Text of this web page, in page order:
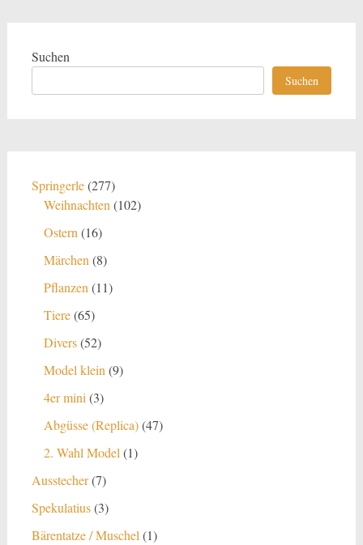
Suchen
Suchen
Springerle 277277
Produkte
Weihnachten 102102
Ostern 1616
Märchen 88
Pflanzen 1111
Tiere 6565
Produkte
Divers 5252
Model klein 99
4er mini 33
Abgüsse (Replica) 4747
2. Wahl Model 11
Ausstecher 77
Spekulatius 33
Produkte
Bärentatze / Muschel 11